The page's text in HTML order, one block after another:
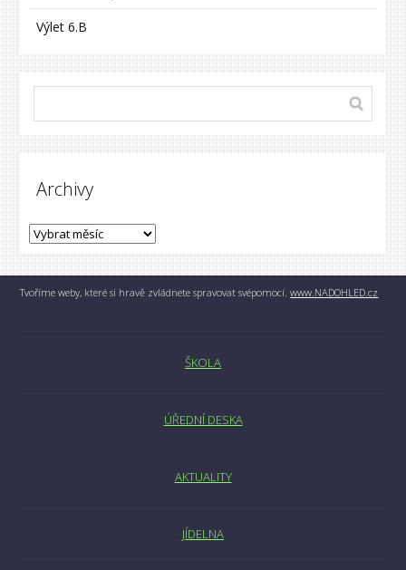
Výlet 6.B
Archivy
Tvoříme weby, které si hravě zvládnete spravovat svépomocí.www.NADOHLED.cz
ŠKOLA
ÚŘEDNÍ DESKA
AKTUALITY
JÍDELNA